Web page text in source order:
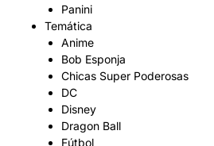
Panini
Temática
Anime
Bob Esponja
Chicas Super Poderosas
DC
Disney
Dragon Ball
Fútbol